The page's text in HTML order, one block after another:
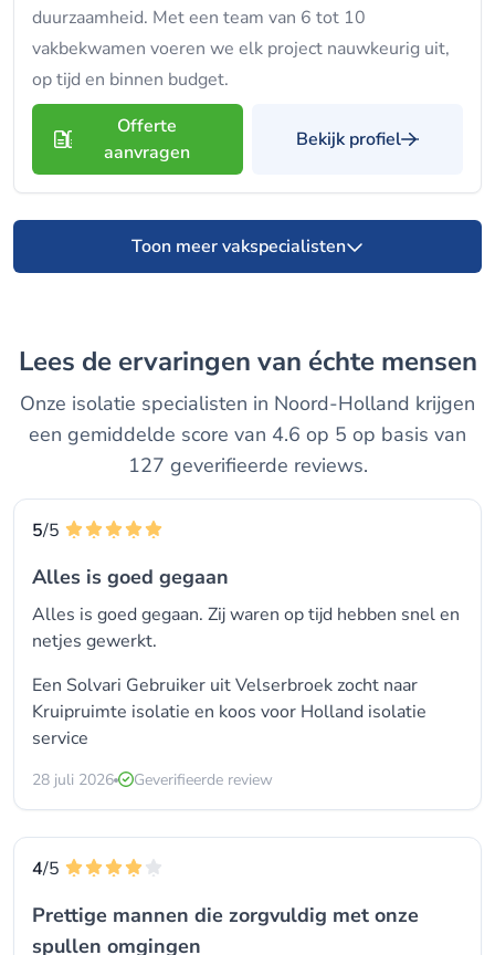
duurzaamheid. Met een team van 6 tot 10
vakbekwamen voeren we elk project nauwkeurig uit,
op tijd en binnen budget.
Offerte
aanvragen
Bekijk profiel
Toon meer vakspecialisten
Lees de ervaringen van échte mensen
Onze isolatie specialisten in Noord-Holland krijgen
een gemiddelde score van 4.6 op 5 op basis van
127 geverifieerde reviews.
5/5
Alles is goed gegaan
Alles is goed gegaan. Zij waren op tijd hebben snel en
netjes gewerkt.
Een Solvari Gebruiker uit Velserbroek zocht naar
Kruipruimte isolatie en koos voor Holland isolatie
service
28 juli 2026 Geverifieerde review
4/5
Prettige mannen die zorgvuldig met onze
spullen omgingen